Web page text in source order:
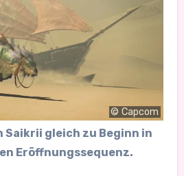
© Capcom
Saikrii gleich zu Beginn in
Eröffnungssequenz.